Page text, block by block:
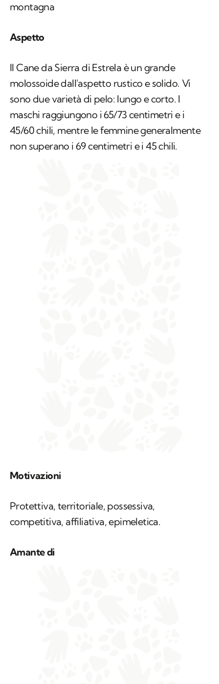
montagna
Aspetto
Il Cane da Sierra di Estrela è un grande
molossoide dall'aspetto rustico e solido. Vi
sono due varietà di pelo: lungo e corto. I
maschi raggiungono i 65/73 centimetri e i
45/60 chili, mentre le femmine generalmente
non superano i 69 centimetri e i 45 chili.
Motivazioni
Protettiva, territoriale, possessiva,
competitiva, affiliativa, epimeletica.
Amante di